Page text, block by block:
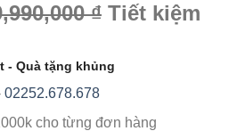
₫ Tiết kiệm
- Quà tặng khủng
02252.678.678
cho từng đơn hàng